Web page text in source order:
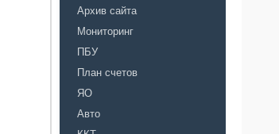
Архив сайта
Мониторинг
ПБУ
План счетов
ЯО
Авто